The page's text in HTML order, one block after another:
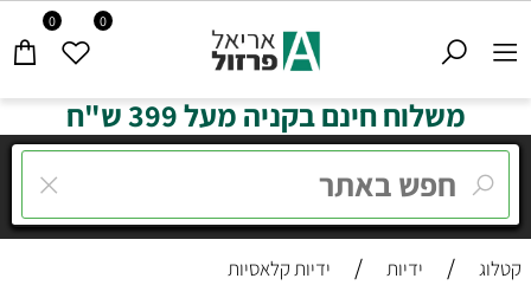
0 0
משלוח חינם בקניה מעל 399 ש"ח
קטלוג / ידיות / ידיות קלאסיות